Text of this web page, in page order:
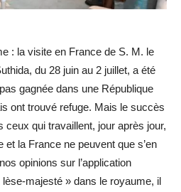
: la visite en France de S. M. le
du 28 juin au 2 juillet, a été
gagnée dans une République
ont trouvé refuge. Mais le succès
ceux qui travaillent, jour après jour,
la France ne peuvent que s’en
opinions sur l’application
majesté » dans le royaume, il